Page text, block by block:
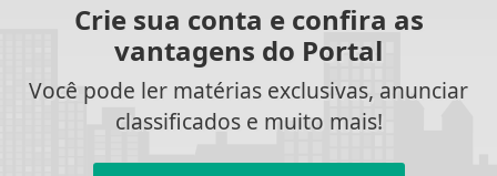
Crie sua conta e confira as
vantagens do Portal
Você pode ler matérias exclusivas, anunciar
classificados e muito mais!